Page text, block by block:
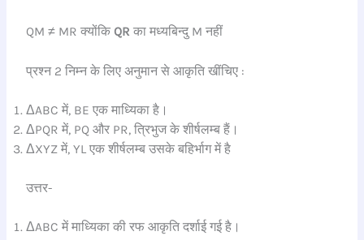
QM ≠ MR क्योंकि QR का मध्यबिन्दु M नहीं
प्रश्न 2 निम्न के लिए अनुमान से आकृति खींचिए :
ΔABC में, BE एक माध्यिका है।
ΔPQR में, PQ और PR, त्रिभुज के शीर्षलम्ब हैं।
ΔXYZ में, YL एक शीर्षलम्ब उसके बहिर्भाग में है
उत्तर-
ΔABC में माध्यिका की रफ आकृति दर्शाई गई है।